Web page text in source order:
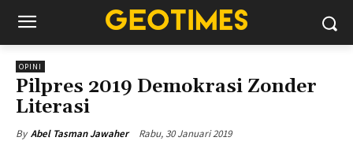
OPINI
Pilpres 2019 Demokrasi Zonder
Literasi
By Abel Tasman Jawaher Rabu, 30 Januari 2019